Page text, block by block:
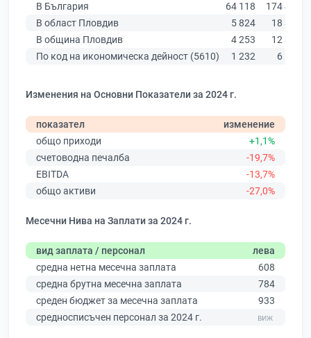
В България
64 118
174 403
В област Пловдив
5 824
18 305
В община Пловдив
4 253
12 387
По код на икономическа дейност (5610)
1 232 6 522
Изменения на Основни Показатели за 2024 г.
показател
изменение
общо приходи
+1,1%
счетоводна печалба
-19,7%
EBITDA
-13,7%
общо активи
-27,0%
Месечни Нива на Заплати за 2024 г.
вид заплата / персонал
лева
средна нетна месечна заплата
608
средна брутна месечна заплата
784
среден бюджет за месечна заплата
933
средносписъчен персонал за 2024 г.